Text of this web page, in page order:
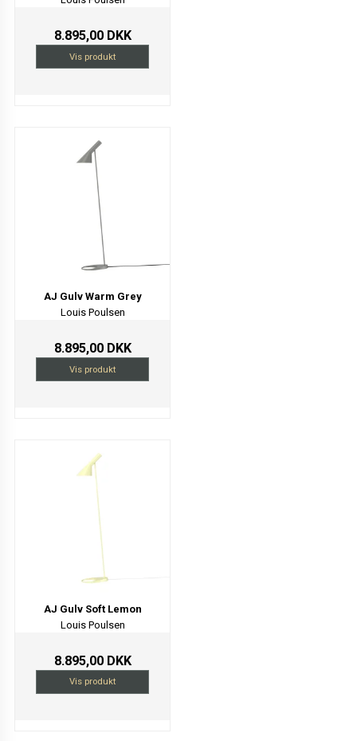
8.895,00 DKK
Vis produkt
AJ Gulv Warm Grey
Louis Poulsen
8.895,00 DKK
Vis produkt
AJ Gulv Soft Lemon
Louis Poulsen
8.895,00 DKK
Vis produkt